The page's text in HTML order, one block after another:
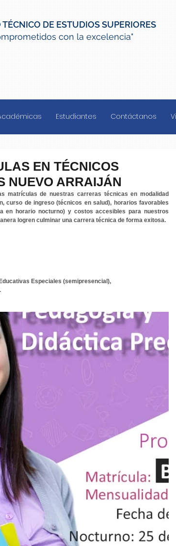
TÉCNICO DE ESTUDIOS SUPERIORES
con la excelencia"
Estudiantes Contáctanos
EN TÉCNICOS
NUEVO ARRAIJÁN
matrículas de nuestras carreras técnicas en modalidad
curso de ingreso (técnicos en salud), horarios favorables
en horario nocturno) y costos accesibles para nuestros
logren culminar una carrera técnica de forma exitosa.
Especiales (semipresencial),